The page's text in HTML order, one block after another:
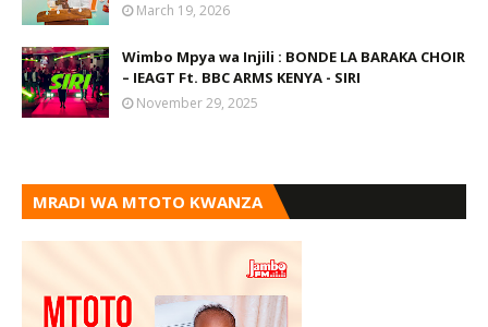
March 19, 2026
Wimbo Mpya wa Injili : BONDE LA BARAKA CHOIR
– IEAGT Ft. BBC ARMS KENYA - SIRI
November 29, 2025
MRADI WA MTOTO KWANZA